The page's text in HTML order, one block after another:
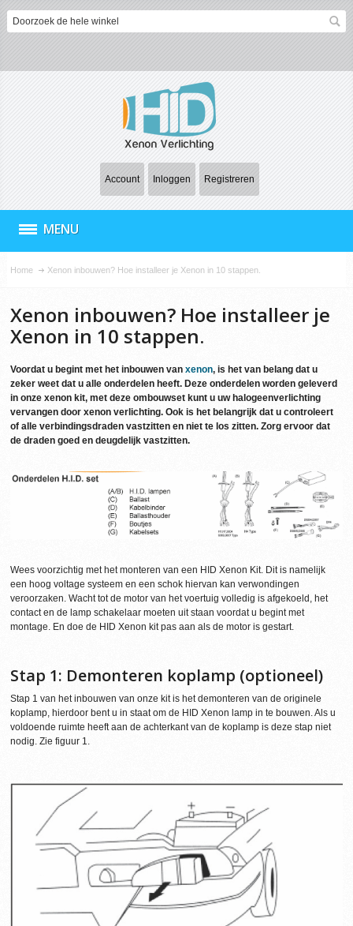
Account Inloggen Registreren
MENU
Home Xenon inbouwen? Hoe installeer je Xenon in 10 stappen.
Xenon inbouwen? Hoe installeer je
Xenon in 10 stappen.
Voordat u begint met het inbouwen vanxenon, is het van belang dat u
zeker weet dat u alle onderdelen heeft. Deze onderdelen worden geleverd
in onze xenon kit, met deze ombouwset kunt u uw halogeenverlichting
vervangen door xenon verlichting. Ook is het belangrijk dat u controleert
of alle verbindingsdraden vastzitten en niet te los zitten. Zorg ervoor dat
de draden goed en deugdelijk vastzitten.
Wees voorzichtig met het monteren van een HID Xenon Kit. Dit is namelijk
een hoog voltage systeem en een schok hiervan kan verwondingen
veroorzaken. Wacht tot de motor van het voertuig volledig is afgekoeld, het
contact en de lamp schakelaar moeten uit staan voordat u begint met
montage. En doe de HID Xenon kit pas aan als de motor is gestart.
Stap 1: Demonteren koplamp (optioneel)
Stap 1 van het inbouwen van onze kit is het demonteren van de originele
koplamp, hierdoor bent u in staat om de HID Xenon lamp in te bouwen. Als u
voldoende ruimte heeft aan de achterkant van de koplamp is deze stap niet
nodig. Zie figuur 1.